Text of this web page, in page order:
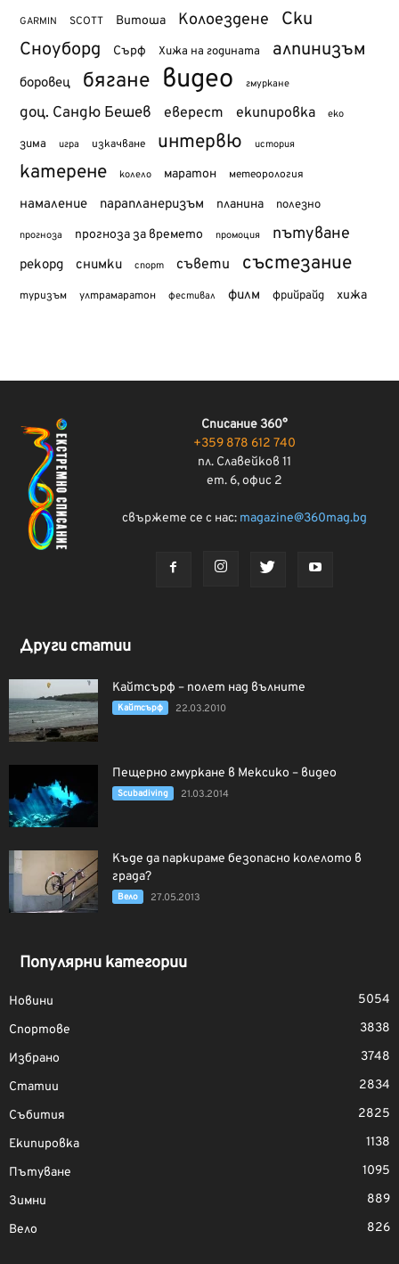
GARMIN SCOTT Витоша Колоездене Ски
Сноуборд Сърф Хижа на годината алпинизъм
боровец бягане видео гмуркане
доц. Сандю Бешев еверест екипировка еко
зима игра изкачване интервю история
катерене колело маратон метеорология
намаление парапланеризъм планина полезно
прогноза прогноза за времето промоция пътуване
рекорд снимки спорт съвети състезание
туризъм ултрамаратон фестивал филм фрийрайд хижа
Списание 360°
+359 878 612 740
пл. Славейков 11
ет. 6, офис 2
свържете се с нас: magazine@360mag.bg
Други статии
Кайтсърф – полет над вълните
Кайтсърф 22.03.2010
Пещерно гмуркане в Мексико – видео
Scubadiving 21.03.2014
Къде да паркираме безопасно колелото в
града?
Вело 27.05.2013
Популярни категории
Новини
5054
Спортове
3838
Избрано
3748
Статии
2834
Събития
2825
Екипировка
1138
Пътуване
1095
Зимни
889
Вело
826